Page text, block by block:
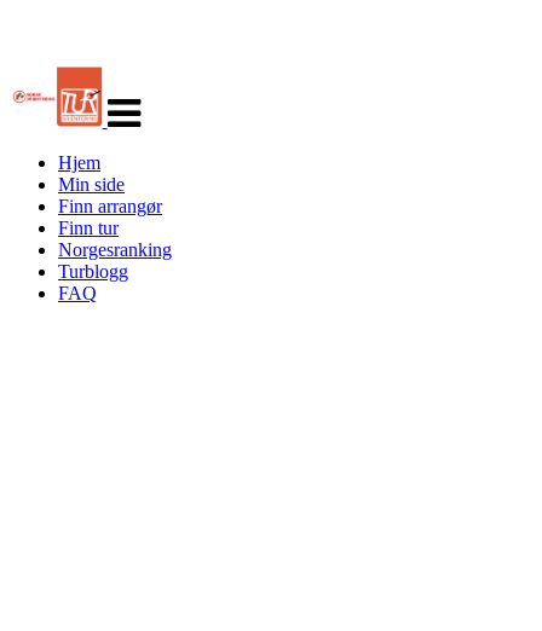
navigasjon
Hjem
Min side
Finn arrangør
Finn tur
Norgesranking
Turblogg
FAQ